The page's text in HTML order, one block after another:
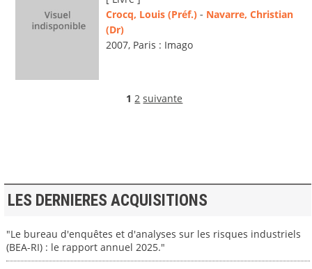
Crocq, Louis (Préf.) - Navarre, Christian
(Dr)
2007, Paris : Imago
1 2 suivante
LES DERNIERES ACQUISITIONS
"Le bureau d'enquêtes et d'analyses sur les risques industriels
(BEA-RI) : le rapport annuel 2025."